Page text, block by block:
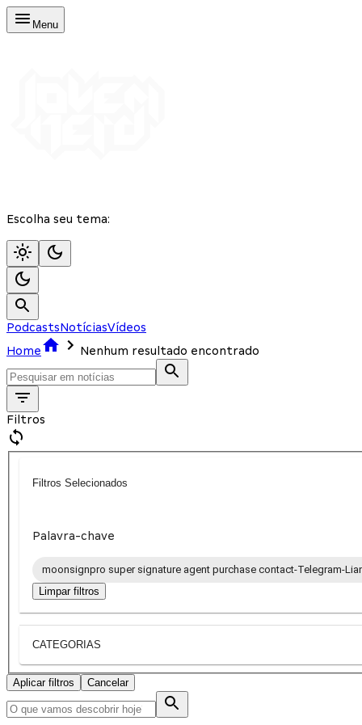
Menu
Escolha seu tema:
PodcastsNotíciasVídeos
Home
Nenhum resultado encontrado
Filtros
Filtros Selecionados
Palavra-chave
moonsignpro super signature agent purchase contact-Telegram-
Limpar filtros
CATEGORIAS
Aplicar filtros Cancelar